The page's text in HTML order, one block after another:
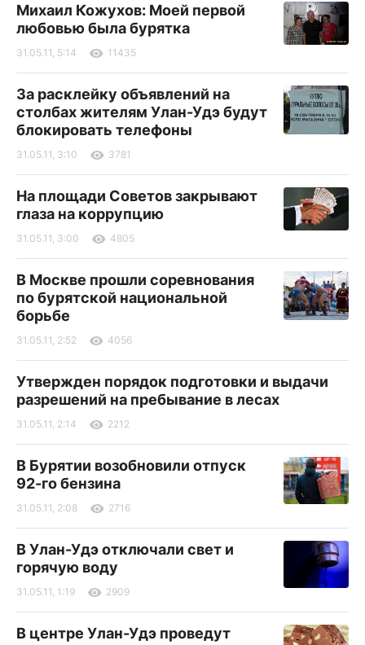
Михаил Кожухов: Моей первой
любовью была бурятка
31.05.11, 5:14 11435
За расклейку объявлений на
столбах жителям Улан-Удэ будут
блокировать телефоны
31.05.11, 3:10 3781
На площади Советов закрывают
глаза на коррупцию
31.05.11, 3:00 4805
В Москве прошли соревнования
по бурятской национальной
борьбе
31.05.11, 2:52 4056
Утвержден порядок подготовки и выдачи
разрешений на пребывание в лесах
31.05.11, 2:14 2212
В Бурятии возобновили отпуск
92-го бензина
31.05.11, 2:08 2716
В Улан-Удэ отключали свет и
горячую воду
31.05.11, 1:19 2909
В центре Улан-Удэ проведут